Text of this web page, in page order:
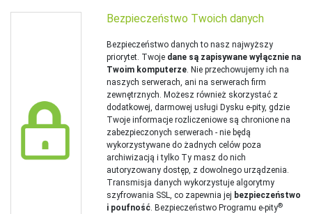
Bezpieczeństwo Twoich danych
Bezpieczeństwo danych to nasz najwyższy
priorytet. Twoje dane są zapisywane wyłącznie na
Twoim komputerze. Nie przechowujemy ich na
naszych serwerach, ani na serwerach firm
zewnętrznych. Możesz również skorzystać z
dodatkowej, darmowej usługi Dysku e-pity, gdzie
Twoje informacje rozliczeniowe są chronione na
zabezpieczonych serwerach - nie będą
wykorzystywane do żadnych celów poza
archiwizacją i tylko Ty masz do nich
autoryzowany dostęp, z dowolnego urządzenia.
Transmisja danych wykorzystuje algorytmy
szyfrowania SSL, co zapewnia jej bezpieczeństwo
i poufność. Bezpieczeństwo Programu e-pity®